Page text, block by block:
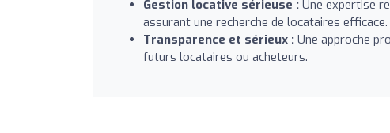
Gestion locative sérieuse : Une expertise
assurant une recherche de locataires efficace.
Transparence et sérieux : Une approche
futurs locataires ou acheteurs.